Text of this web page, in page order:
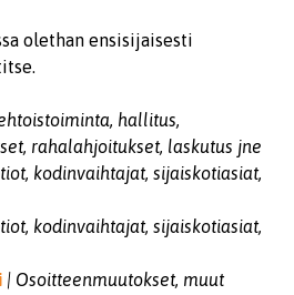
olethan ensisijaisesti
hallitus,
rahalahjoitukset, laskutus jne
kodinvaihtajat, sijaiskotiasiat,
kodinvaihtajat, sijaiskotiasiat,
| Osoitteenmuutokset, muut